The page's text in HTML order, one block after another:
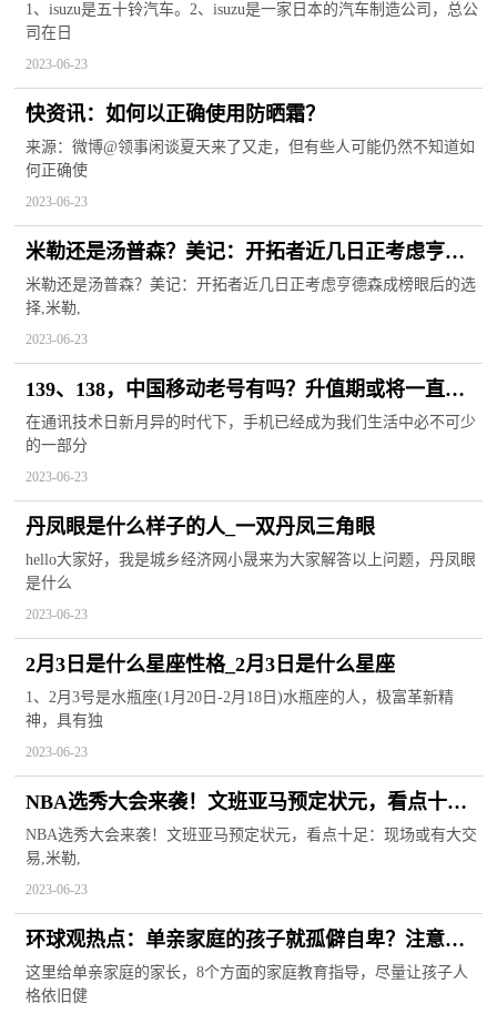
1、isuzu是五十铃汽车。2、isuzu是一家日本的汽车制造公司，总公
司在日
2023-06-23
快资讯：如何以正确使用防晒霜？
来源：微博@领事闲谈夏天来了又走，但有些人可能仍然不知道如
何正确使
2023-06-23
米勒还是汤普森？美记：开拓者近几日正考虑亨德
森成榜眼后的选择
米勒还是汤普森？美记：开拓者近几日正考虑亨德森成榜眼后的选
择,米勒,
2023-06-23
139、138，中国移动老号有吗？升值期或将一直存
在，你还在用吗？
在通讯技术日新月异的时代下，手机已经成为我们生活中必不可少
的一部分
2023-06-23
丹凤眼是什么样子的人_一双丹凤三角眼
hello大家好，我是城乡经济网小晟来为大家解答以上问题，丹凤眼
是什么
2023-06-23
2月3日是什么星座性格_2月3日是什么星座
1、2月3号是水瓶座(1月20日-2月18日)水瓶座的人，极富革新精
神，具有独
2023-06-23
NBA选秀大会来袭！文班亚马预定状元，看点十
足：现场或有大交易
NBA选秀大会来袭！文班亚马预定状元，看点十足：现场或有大交
易,米勒,
2023-06-23
环球观热点：单亲家庭的孩子就孤僻自卑？注意这8
个方面，孩子的人格依旧健全
这里给单亲家庭的家长，8个方面的家庭教育指导，尽量让孩子人
格依旧健